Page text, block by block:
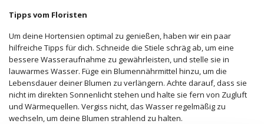
Tipps vom Floristen
Um deine Hortensien optimal zu genießen, haben wir ein paar
hilfreiche Tipps für dich. Schneide die Stiele schräg ab, um eine
bessere Wasseraufnahme zu gewährleisten, und stelle sie in
lauwarmes Wasser. Füge ein Blumennährmittel hinzu, um die
Lebensdauer deiner Blumen zu verlängern. Achte darauf, dass sie
nicht im direkten Sonnenlicht stehen und halte sie fern von Zugluft
und Wärmequellen. Vergiss nicht, das Wasser regelmäßig zu
wechseln, um deine Blumen strahlend zu halten.